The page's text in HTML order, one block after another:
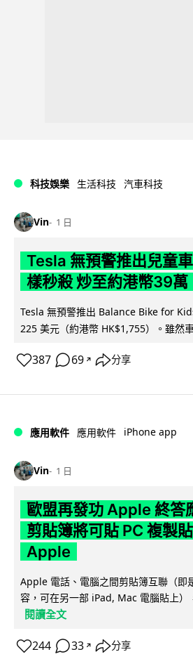
科技娛樂 生活科技 汽車科技
Vin 1 日
Tesla 無預警推出兒童
樣秒殺 炒至約港幣39萬
Tesla 無預警推出 Balance Bike for
225 美元（約港幣 HK$1,755）。雖然
387 69 ↗ 分享
應用軟件 應用軟件 iPhone app
Vin 1 日
歐盟再發功 Apple 終答
剪貼簿將可貼 PC 複製
Apple
Apple 電話、電腦之間剪貼簿互聯（即
容，可在另一部 iPad, Mac 電腦貼上
閱讀全文
244 33 ↗ 分享